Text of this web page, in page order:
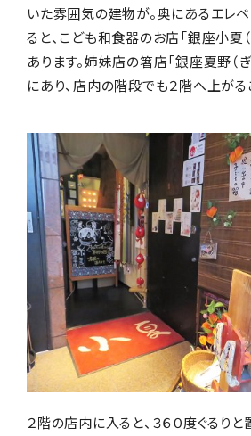
贈る相手からギフトを探す
編集部おすすめ
いた雰囲気の建物が。奥にあるエレ
ると、こども和食器のお店「銀座小夏
あります。姉妹店の箸店「銀座夏野（
にあり、店内の階段でも２階へ上がる
２階の店内に入ると、３６０度ぐるり